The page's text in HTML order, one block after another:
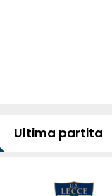
Ultima partita